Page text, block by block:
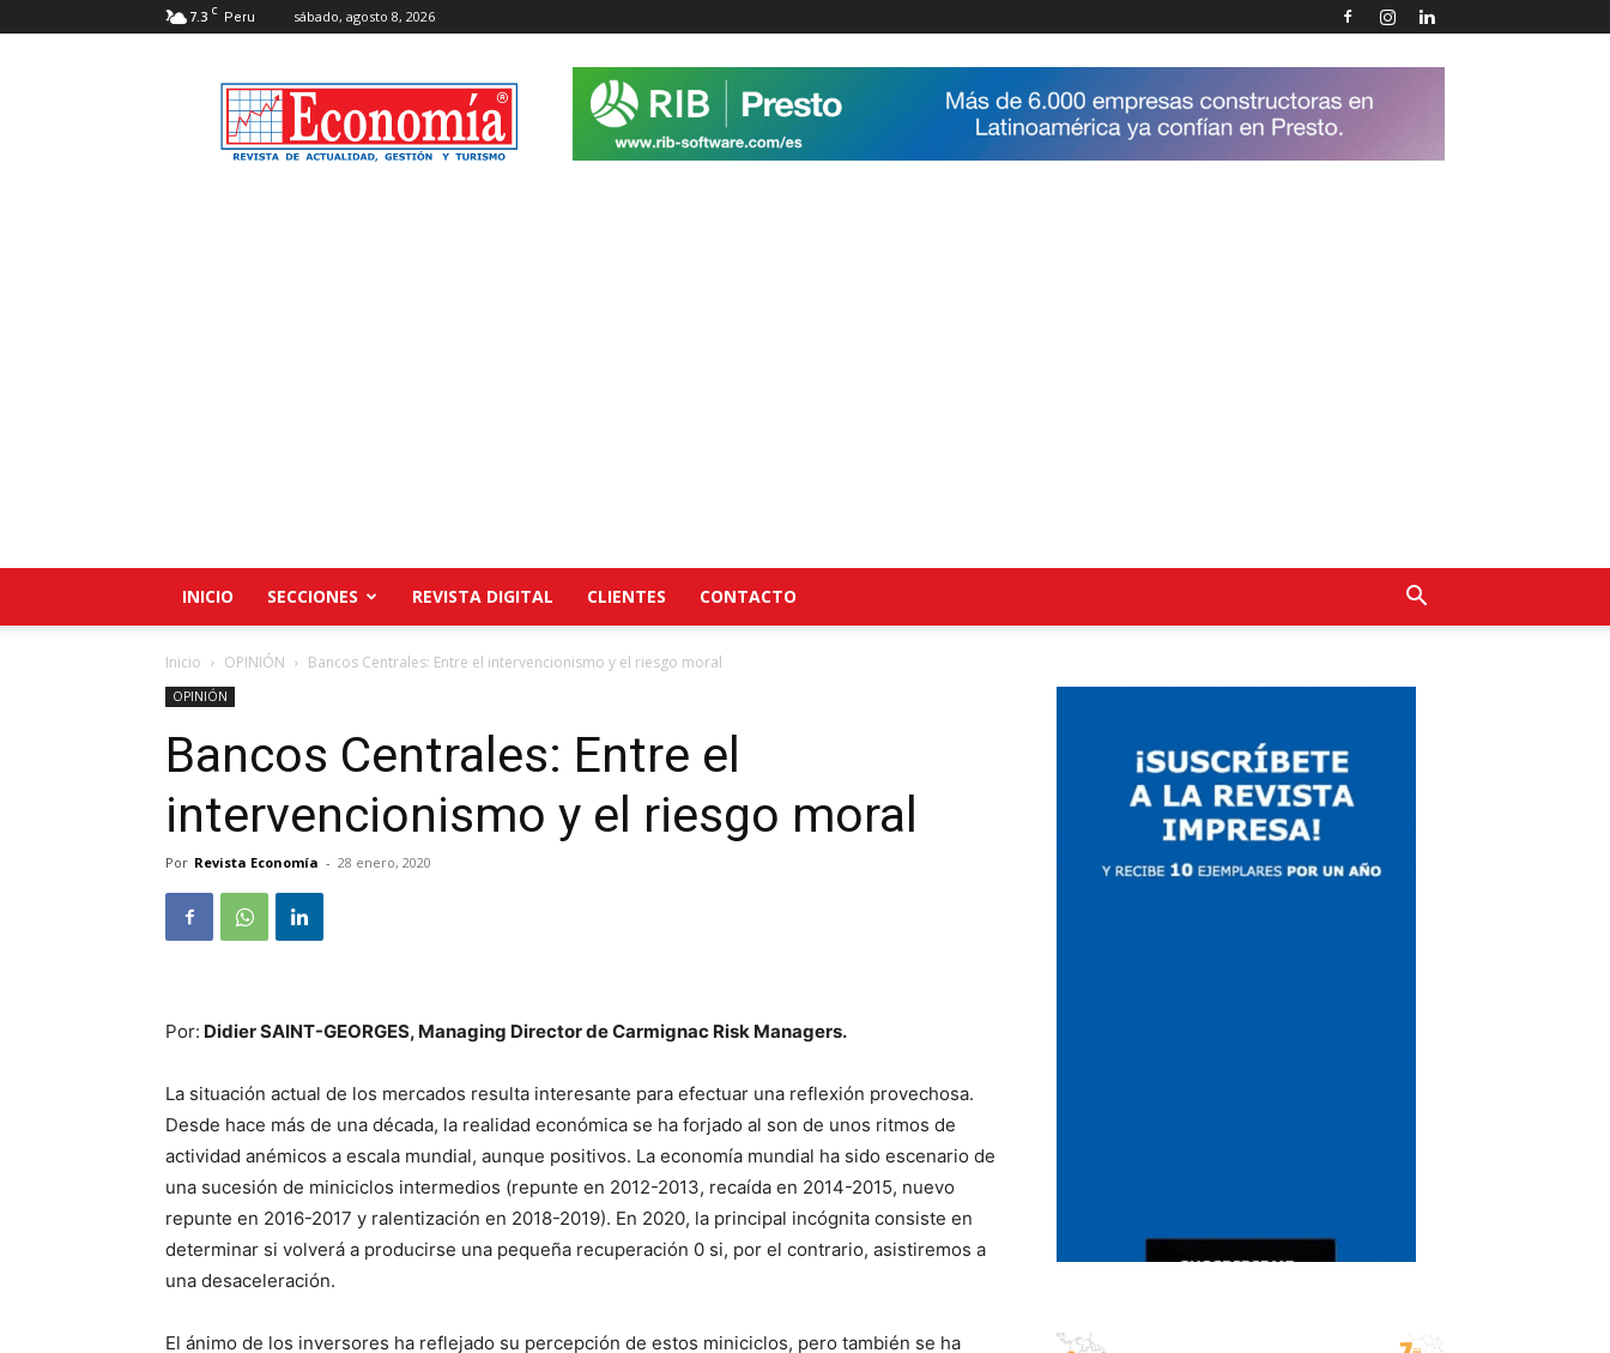
7.3 C Peru sábado, agosto 8, 2026
Revista
Economía
INICIO SECCIONES REVISTA DIGITAL CLIENTES CONTACTO
Inicio OPINIÓN Bancos Centrales: Entre el intervencionismo y el riesgo moral
OPINIÓN
Bancos Centrales: Entre el
intervencionismo y el riesgo moral
Por Revista Economía - 28 enero, 2020
Por: Didier SAINT-GEORGES, Managing Director de Carmignac Risk Managers.
La situación actual de los mercados resulta interesante para efectuar una reflexión provechosa.
Desde hace más de una década, la realidad económica se ha forjado al son de unos ritmos de
actividad anémicos a escala mundial, aunque positivos. La economía mundial ha sido escenario de
una sucesión de miniciclos intermedios (repunte en 2012-2013, recaída en 2014-2015, nuevo
repunte en 2016-2017 y ralentización en 2018-2019). En 2020, la principal incógnita consiste en
determinar si volverá a producirse una pequeña recuperación 0 si, por el contrario, asistiremos a
una desaceleración.
El ánimo de los inversores ha reflejado su percepción de estos miniciclos, pero también se ha